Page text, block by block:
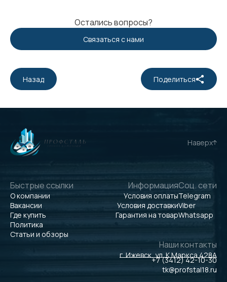
Остались вопросы?
Связаться с нами
Назад Поделиться
Наверх
Быстрые ссылки
О компании
Вакансии
Где купить
Политика
Статьи и обзоры
Информация
Условия оплаты
Условия доставки
Гарантия на товар
Соц. сети
Telegram
Viber
Whatsapp
Наши контакты
г. Ижевск, ул. К.Маркса 428А
+7 (3412) 42-10-30
tk@profstal18.ru